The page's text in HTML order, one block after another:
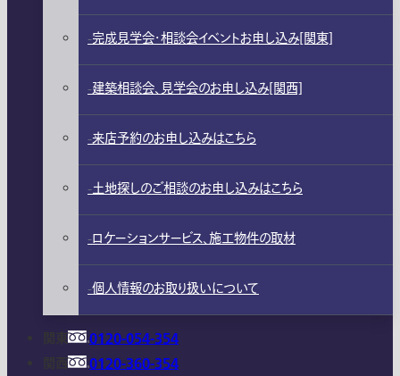
完成見学会・相談会イベントお申し込み[関東]
建築相談会、見学会のお申し込み[関西]
来店予約のお申し込みはこちら
土地探しのご相談のお申し込みはこちら
ロケーションサービス、施工物件の取材
個人情報のお取り扱いについて
0120-054-354
0120-360-354